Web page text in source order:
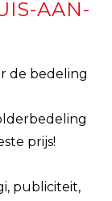
AAN-
de bedeling
prijs!
publiciteit,